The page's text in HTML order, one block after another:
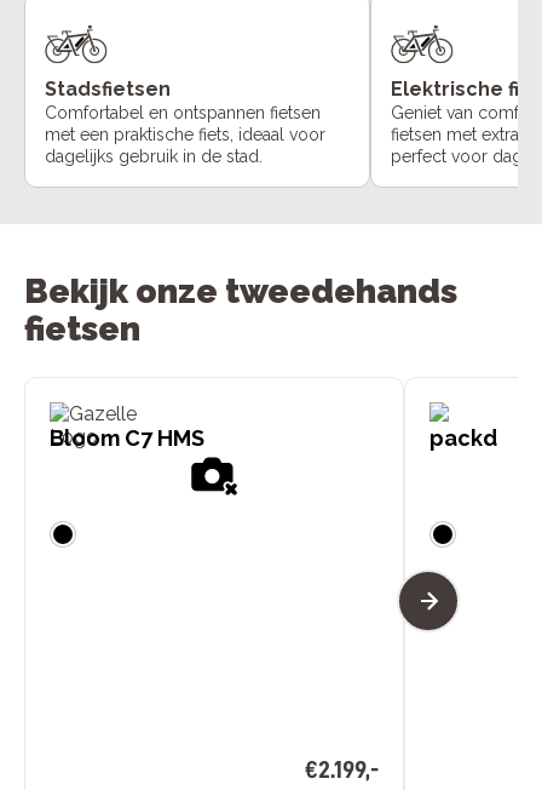
Stadsfietsen
Comfortabel en ontspannen fietsen
met een praktische fiets, ideaal voor
dagelijks gebruik in de stad.
Elektrische
Geniet van
fietsen met extra
perfect voor
Bekijk onze tweedehands
fietsen
Bloom C7 HMS
€2.199,-
packd